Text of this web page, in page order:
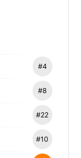
#4
#8
#22
#10